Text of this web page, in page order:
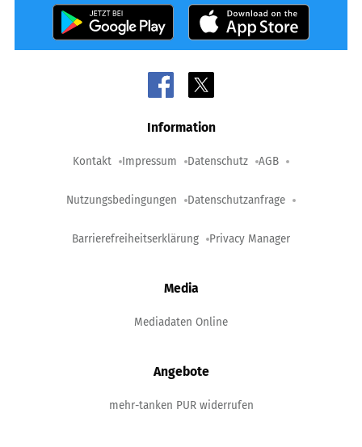
Information
Kontakt Impressum Datenschutz AGB
Nutzungsbedingungen Datenschutzanfrage
Barrierefreiheitserklärung Privacy Manager
Media
Mediadaten Online
Angebote
mehr-tanken PUR widerrufen